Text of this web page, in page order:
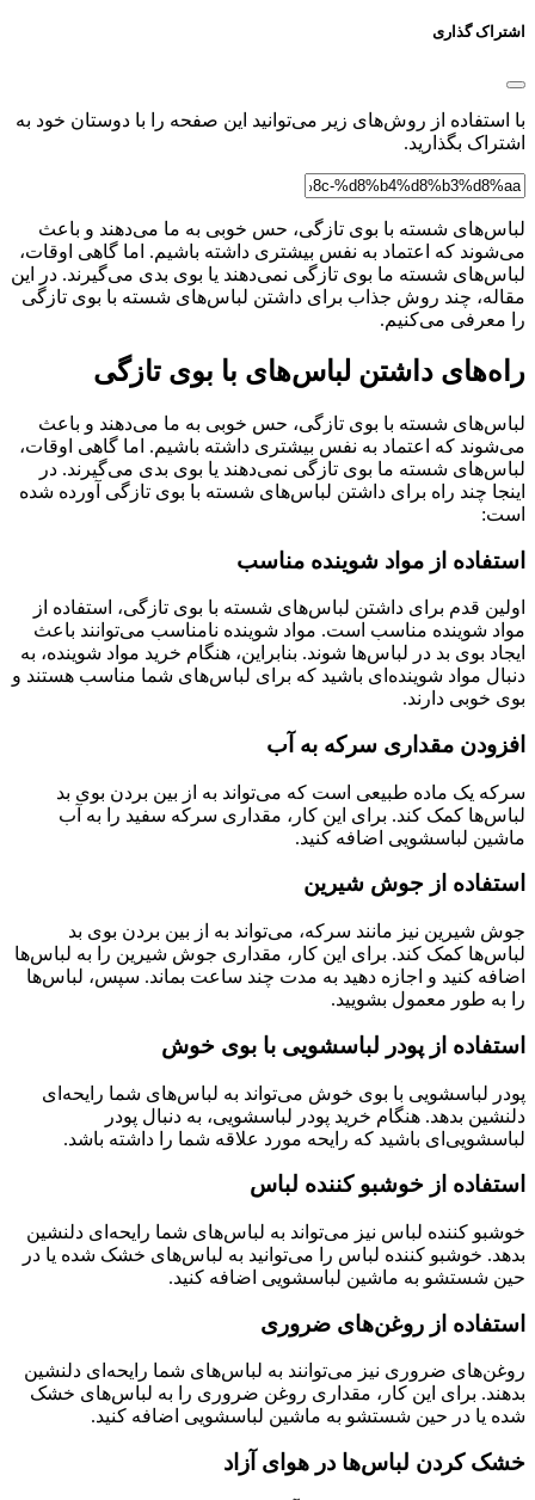
اشتراک گذاری
با استفاده از روش‌های زیر می‌توانید این صفحه را با دوستان خود به
اشتراک بگذارید.
لباس‌های شسته با بوی تازگی، حس خوبی به ما می‌دهند و باعث
می‌شوند که اعتماد به نفس بیشتری داشته باشیم. اما گاهی اوقات،
لباس‌های شسته ما بوی تازگی نمی‌دهند یا بوی بدی می‌گیرند. در این
مقاله، چند روش جذاب برای داشتن لباس‌های شسته با بوی تازگی
را معرفی می‌کنیم.
راه‌های داشتن لباس‌های با بوی تازگی
لباس‌های شسته با بوی تازگی، حس خوبی به ما می‌دهند و باعث
می‌شوند که اعتماد به نفس بیشتری داشته باشیم. اما گاهی اوقات،
لباس‌های شسته ما بوی تازگی نمی‌دهند یا بوی بدی می‌گیرند. در
اینجا چند راه برای داشتن لباس‌های شسته با بوی تازگی آورده شده
است:
استفاده از مواد شوینده مناسب
اولین قدم برای داشتن لباس‌های شسته با بوی تازگی، استفاده از
مواد شوینده مناسب است. مواد شوینده نامناسب می‌توانند باعث
ایجاد بوی بد در لباس‌ها شوند. بنابراین، هنگام خرید مواد شوینده، به
دنبال مواد شوینده‌ای باشید که برای لباس‌های شما مناسب هستند و
بوی خوبی دارند.
افزودن مقداری سرکه به آب
سرکه یک ماده طبیعی است که می‌تواند به از بین بردن بوی بد
لباس‌ها کمک کند. برای این کار، مقداری سرکه سفید را به آب
ماشین لباسشویی اضافه کنید.
استفاده از جوش شیرین
جوش شیرین نیز مانند سرکه، می‌تواند به از بین بردن بوی بد
لباس‌ها کمک کند. برای این کار، مقداری جوش شیرین را به لباس‌ها
اضافه کنید و اجازه دهید به مدت چند ساعت بماند. سپس، لباس‌ها
را به طور معمول بشویید.
استفاده از پودر لباسشویی با بوی خوش
پودر لباسشویی با بوی خوش می‌تواند به لباس‌های شما رایحه‌ای
دلنشین بدهد. هنگام خرید پودر لباسشویی، به دنبال پودر
لباسشویی‌ای باشید که رایحه مورد علاقه شما را داشته باشد.
استفاده از خوشبو کننده لباس
خوشبو کننده لباس نیز می‌تواند به لباس‌های شما رایحه‌ای دلنشین
بدهد. خوشبو کننده لباس را می‌توانید به لباس‌های خشک شده یا در
حین شستشو به ماشین لباسشویی اضافه کنید.
استفاده از روغن‌های ضروری
روغن‌های ضروری نیز می‌توانند به لباس‌های شما رایحه‌ای دلنشین
بدهند. برای این کار، مقداری روغن ضروری را به لباس‌های خشک
شده یا در حین شستشو به ماشین لباسشویی اضافه کنید.
خشک کردن لباس‌ها در هوای آزاد